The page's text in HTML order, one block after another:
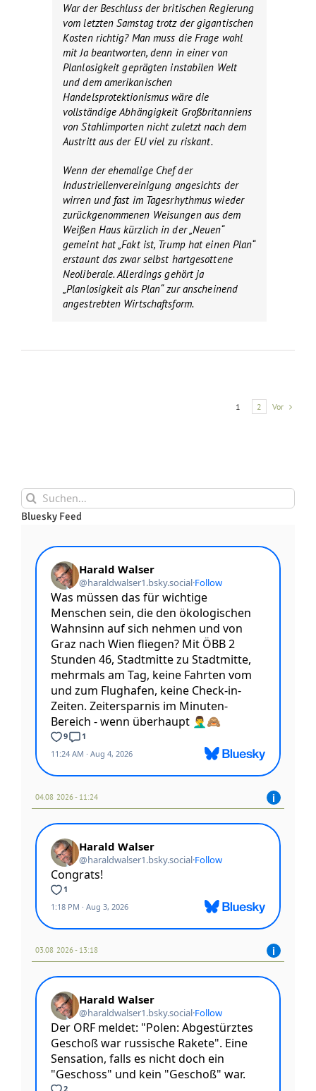
War der Beschluss der britischen Regierung
vom letzten Samstag trotz der gigantischen
Kosten richtig? Man muss die Frage wohl
mit Ja beantworten, denn in einer von
Planlosigkeit geprägten instabilen Welt
und dem amerikanischen
Handelsprotektionismus wäre die
vollständige Abhängigkeit Großbritanniens
von Stahlimporten nicht zuletzt nach dem
Austritt aus der EU viel zu riskant.
Wenn der ehemalige Chef der
Industriellenvereinigung angesichts der
wirren und fast im Tagesrhythmus wieder
zurückgenommenen Weisungen aus dem
Weißen Haus kürzlich in der „Neuen“
gemeint hat „Fakt ist, Trump hat einen Plan“
erstaunt das zwar selbst hartgesottene
Neoliberale. Allerdings gehört ja
„Planlosigkeit als Plan“ zur anscheinend
angestrebten Wirtschaftsform.
1 2 Vor
Suche
nach:
Bluesky Feed
04.08 2026 - 11:24
03.08 2026 - 13:18